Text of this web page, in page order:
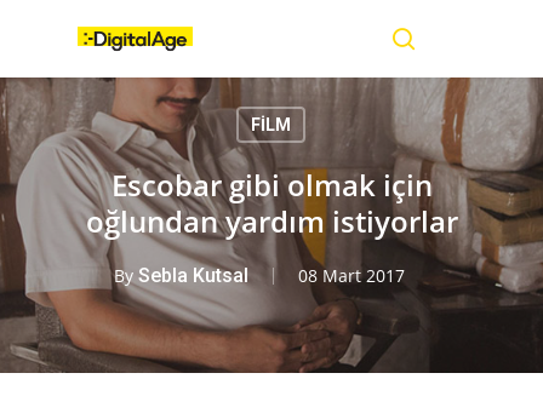
content
FİLM
Escobar gibi olmak için
oğlundan yardım istiyorlar
By Sebla Kutsal 08 Mart 2017